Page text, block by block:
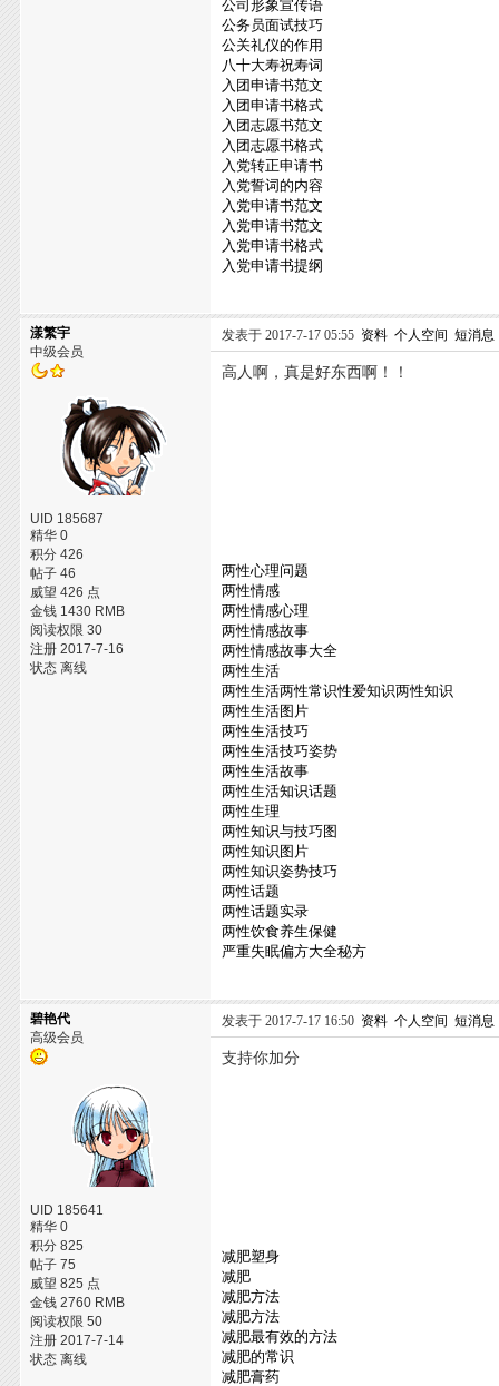
公司形象宣传语
公务员面试技巧
公关礼仪的作用
八十大寿祝寿词
入团申请书范文
入团申请书格式
入团志愿书范文
入团志愿书格式
入党转正申请书
入党誓词的内容
入党申请书范文
入党申请书范文
入党申请书格式
入党申请书提纲
漾繁宇
中级会员
UID 185687
精华 0
积分 426
帖子 46
威望 426 点
金钱 1430 RMB
阅读权限 30
注册 2017-7-16
状态 离线
发表于 2017-7-17 05:55 资料 个人空间 短消息
高人啊，真是好东西啊！！
两性心理问题
两性情感
两性情感心理
两性情感故事
两性情感故事大全
两性生活
两性生活两性常识性爱知识两性知识
两性生活图片
两性生活技巧
两性生活技巧姿势
两性生活故事
两性生活知识话题
两性生理
两性知识与技巧图
两性知识图片
两性知识姿势技巧
两性话题
两性话题实录
两性饮食养生保健
严重失眠偏方大全秘方
碧艳代
高级会员
UID 185641
精华 0
积分 825
帖子 75
威望 825 点
金钱 2760 RMB
阅读权限 50
注册 2017-7-14
状态 离线
发表于 2017-7-17 16:50 资料 个人空间 短消息
支持你加分
减肥塑身
减肥
减肥方法
减肥方法
减肥最有效的方法
减肥的常识
减肥膏药